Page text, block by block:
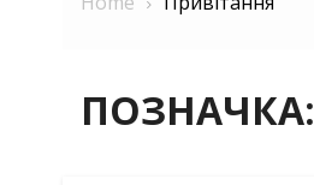
ПОЗНАЧКА: